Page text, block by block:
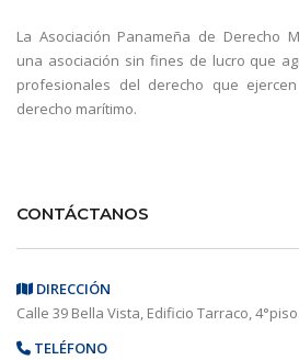
La Asociación Panameña de Derecho
una asociación sin fines de lucro que
profesionales del derecho que
derecho marítimo.
CONTÁCTANOS
DIRECCIÓN
Calle 39 Bella Vista, Edificio Tarraco, 4°piso.
TELÉFONO